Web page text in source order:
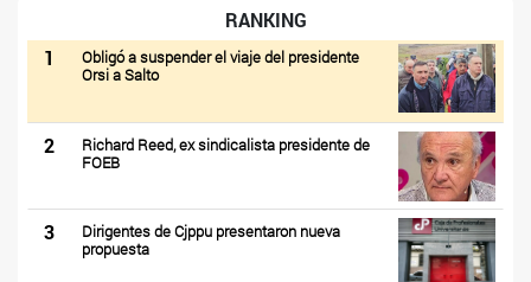
RANKING
1
Obligó a suspender el viaje del presidente
Orsi a Salto
2
Richard Reed, ex sindicalista presidente de
FOEB
3
Dirigentes de Cjppu presentaron nueva
propuesta